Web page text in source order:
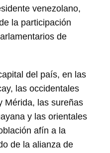
venezolano,
la participación
de
del país, en las
las occidentales
Mérida, las sureñas
y las orientales
afín a la
de la alianza de